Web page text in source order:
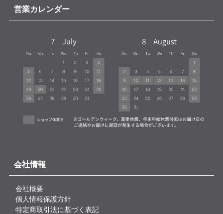
営業カレンダー
会社情報
会社概要
個人情報保護方針
特定商取引法に基づく表記